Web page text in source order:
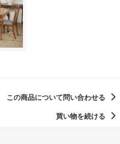
この商品について問い合わせる
買い物を続ける